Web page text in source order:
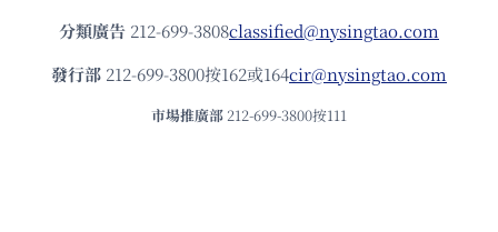
分類廣告 212-699-3808classified@nysingtao.com
發⾏部 212-699-3800按162或164cir@nysingtao.com
市場推廣部 212-699-3800按111